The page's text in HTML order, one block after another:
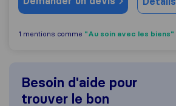
1 mentions comme "Au soin avec les biens"
Besoin d'aide pour
trouver le bon